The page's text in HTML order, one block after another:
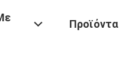
Προϊόντα